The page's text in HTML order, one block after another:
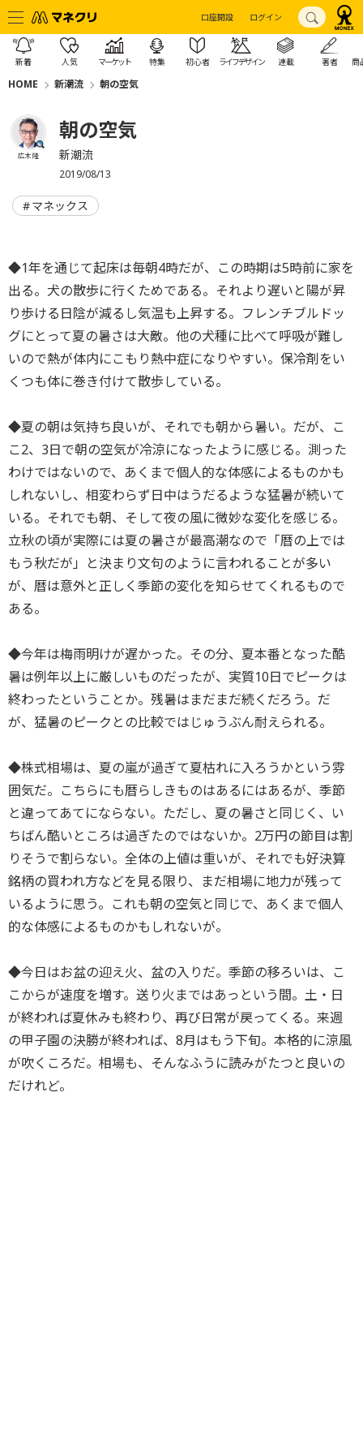
口座開設 ログイン
新着 人気 マーケット 特集 初心者 ライフデザイン 連載 著者 商
HOME 新潮流 朝の空気
広木 隆
朝の空気
新潮流
2019/08/13
マネックス
◆1年を通じて起床は毎朝4時だが、この時期は5時前に家を
出る。犬の散歩に行くためである。それより遅いと陽が昇
り歩ける日陰が減るし気温も上昇する。フレンチブルドッ
グにとって夏の暑さは大敵。他の犬種に比べて呼吸が難し
いので熱が体内にこもり熱中症になりやすい。保冷剤をい
くつも体に巻き付けて散歩している。
◆夏の朝は気持ち良いが、それでも朝から暑い。だが、こ
こ2、3日で朝の空気が冷涼になったように感じる。測った
わけではないので、あくまで個人的な体感によるものかも
しれないし、相変わらず日中はうだるような猛暑が続いて
いる。それでも朝、そして夜の風に微妙な変化を感じる。
立秋の頃が実際には夏の暑さが最高潮なので「暦の上では
もう秋だが」と決まり文句のように言われることが多い
が、暦は意外と正しく季節の変化を知らせてくれるもので
ある。
◆今年は梅雨明けが遅かった。その分、夏本番となった酷
暑は例年以上に厳しいものだったが、実質10日でピークは
終わったということか。残暑はまだまだ続くだろう。だ
が、猛暑のピークとの比較ではじゅうぶん耐えられる。
◆株式相場は、夏の嵐が過ぎて夏枯れに入ろうかという雰
囲気だ。こちらにも暦らしきものはあるにはあるが、季節
と違ってあてにならない。ただし、夏の暑さと同じく、い
ちばん酷いところは過ぎたのではないか。2万円の節目は割
りそうで割らない。全体の上値は重いが、それでも好決算
銘柄の買われ方などを見る限り、まだ相場に地力が残って
いるように思う。これも朝の空気と同じで、あくまで個人
的な体感によるものかもしれないが。
◆今日はお盆の迎え火、盆の入りだ。季節の移ろいは、こ
こからが速度を増す。送り火まではあっという間。土・日
が終われば夏休みも終わり、再び日常が戻ってくる。来週
の甲子園の決勝が終われば、8月はもう下旬。本格的に涼風
が吹くころだ。相場も、そんなふうに読みがたつと良いの
だけれど。